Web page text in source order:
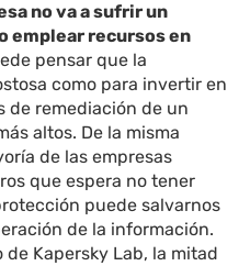
no va a sufrir un
emplear recursos en
pensar que la
como para invertir en
de remediación de un
altos. De la misma
de las empresas
que espera no tener
puede salvarnos
de la información.
Kapersky Lab, la mitad